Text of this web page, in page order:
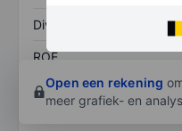
Dividend per aandeel
ROE
Open een rekening
meer grafiek- en